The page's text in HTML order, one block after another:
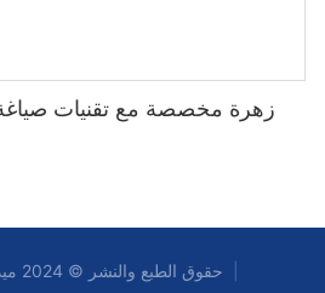
زهرة مخصصة مع تقنيات
حقوق الطبع والنشر © 2024 ميدالية مفصل |